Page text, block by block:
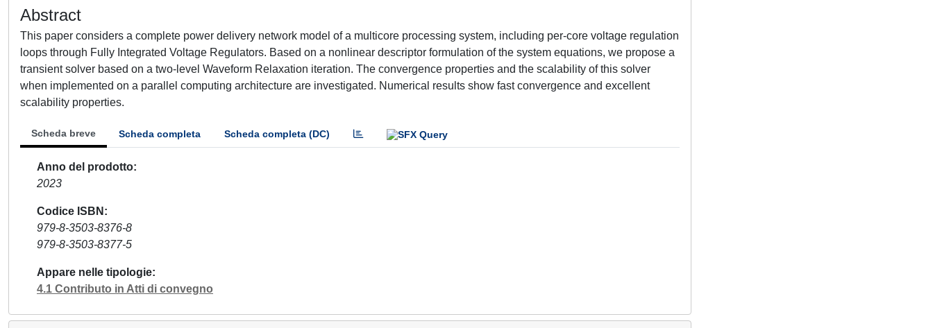
Abstract
This paper considers a complete power delivery network model of a multicore processing system, including per-core voltage regulation
loops through Fully Integrated Voltage Regulators. Based on a nonlinear descriptor formulation of the system equations, we propose a
transient solver based on a two-level Waveform Relaxation iteration. The convergence properties and the scalability of this solver
when implemented on a parallel computing architecture are investigated. Numerical results show fast convergence and excellent
scalability properties.
Scheda breve Scheda completa Scheda completa (DC)
Anno del prodotto
2023
Codice ISBN
979-8-3503-8376-8
979-8-3503-8377-5
Appare nelle tipologie
4.1 Contributo in Atti di convegno